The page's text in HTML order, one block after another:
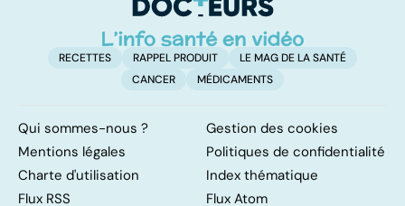
RECETTES RAPPEL PRODUIT
LE MAG DE LA SANTÉ
CANCER
MÉDICAMENTS
Qui sommes-nous ?
Gestion des cookies
Mentions légales
Politiques de confidentialité
Charte d'utilisation
Index thématique
Flux RSS
Flux Atom